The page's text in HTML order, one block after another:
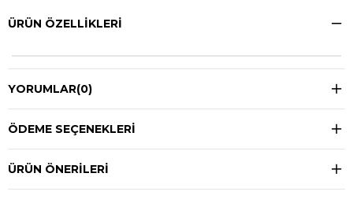
ÜRÜN ÖZELLIKLERI
YORUMLAR(0)
ÖDEME SEÇENEKLERI
ÜRÜN ÖNERILERI